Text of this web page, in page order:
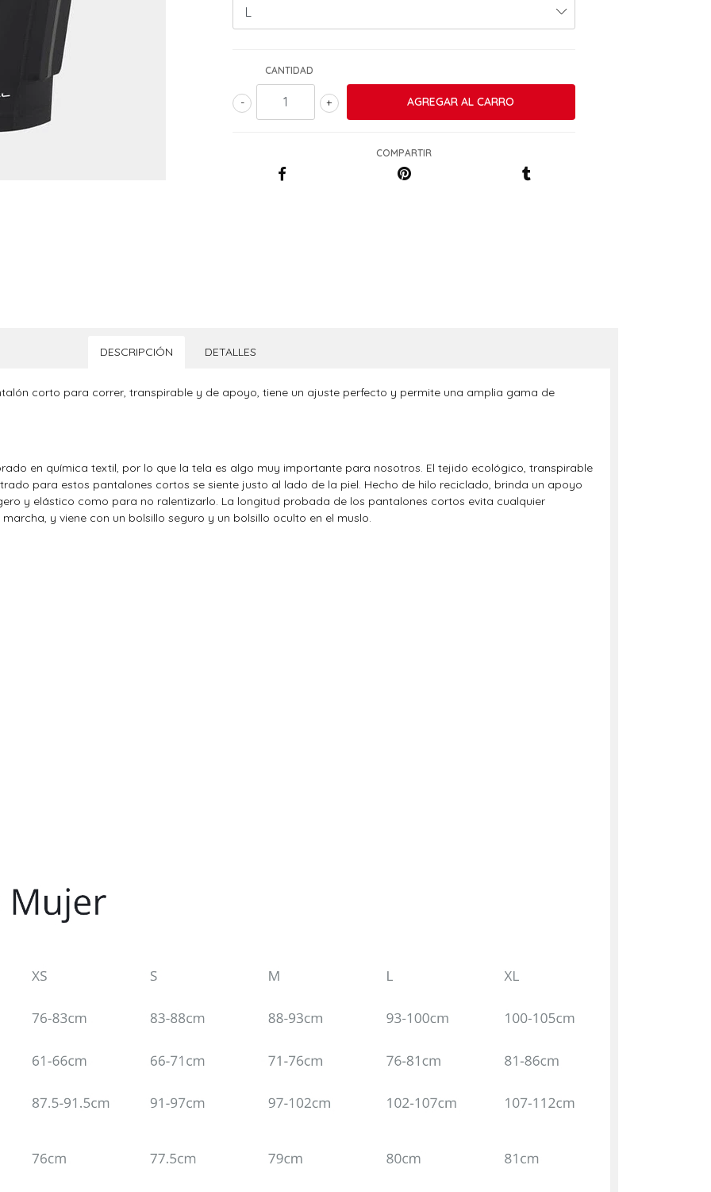
CANTIDAD
+
-
COMPARTIR
DESCRIPCIÓN DETALLES
corto para correr, transpirable y de apoyo, tiene un ajuste perfecto y permite una amplia gama de
en química textil, por lo que la tela es algo muy importante para nosotros. El tejido ecológico, transpirable
para estos pantalones cortos se siente justo al lado de la piel. Hecho de hilo reciclado, brinda un apoyo
y elástico como para no ralentizarlo. La longitud probada de los pantalones cortos evita cualquier
y viene con un bolsillo seguro y un bolsillo oculto en el muslo.